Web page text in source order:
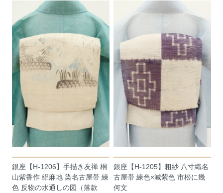
銀座【H-1206】手描き友禅 桐
山紫香作 絽麻地 染名古屋帯 練
色 反物の水通しの図（落款
銀座【H-1205】粗紗 八寸織名
古屋帯 練色×滅紫色 市松に幾
何文